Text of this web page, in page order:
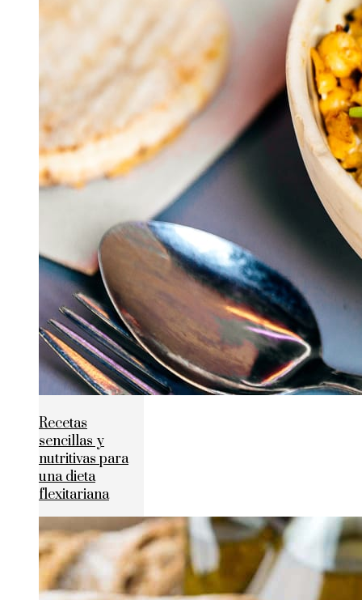
Recetas
sencillas y
nutritivas para
una dieta
flexitariana